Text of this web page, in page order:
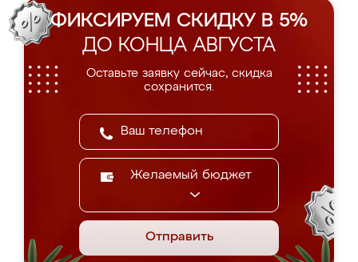
ФИКСИРУЕМ СКИДКУ В 5%
ДО КОНЦА АВГУСТА
Оставьте заявку сейчас, скидка
сохранится.
Желаемый бюджет
Отправить